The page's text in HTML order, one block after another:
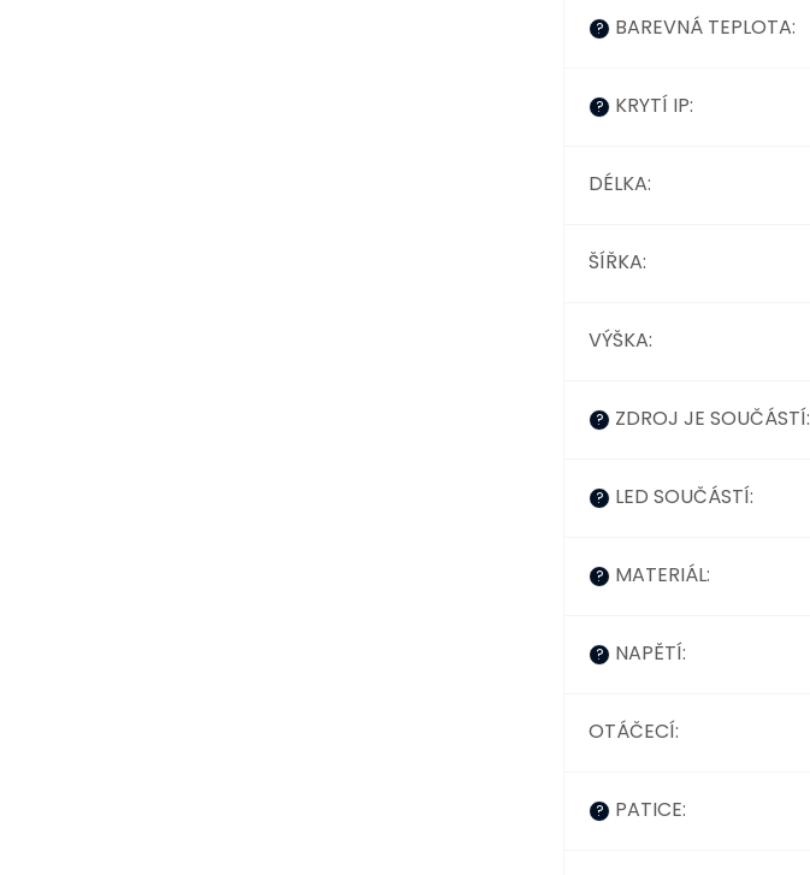
? BAREVNÁ TEPLOTA:
? KRYTÍ IP:
DÉLKA:
ŠÍŘKA:
VÝŠKA:
? ZDROJ JE SOUČÁSTÍ:
? LED SOUČÁSTÍ:
? MATERIÁL:
? NAPĚTÍ:
OTÁČECÍ:
? PATICE: